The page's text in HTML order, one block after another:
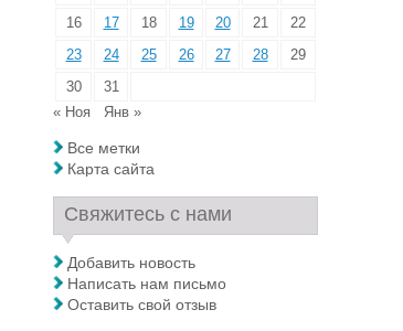
16
17 18 19 20 21
22
23
24 25 26 27 28
29
30
31
« Ноя
Янв »
Все метки
Карта сайта
Свяжитесь с нами
Добавить новость
Написать нам письмо
Оставить свой отзыв